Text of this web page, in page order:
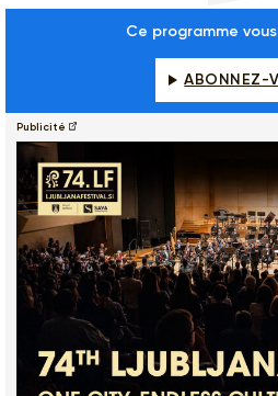
Ce programme
ABONNEZ-
Publicité